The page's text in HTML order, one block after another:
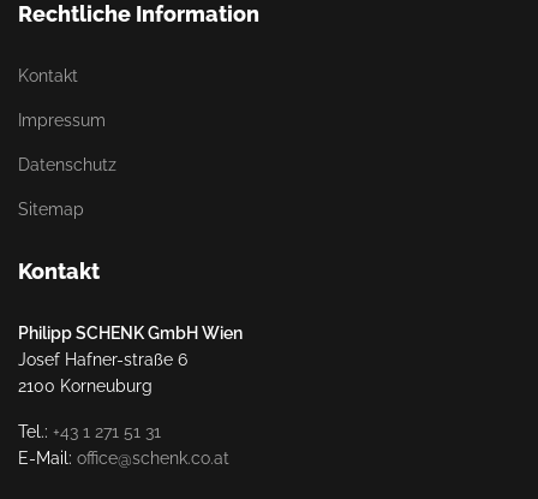
Rechtliche Information
Kontakt
Impressum
Datenschutz
Sitemap
Kontakt
Philipp SCHENK GmbH Wien
Josef Hafner-straße 6
2100 Korneuburg
Tel.: +43 1 271 51 31
E-Mail: office@schenk.co.at